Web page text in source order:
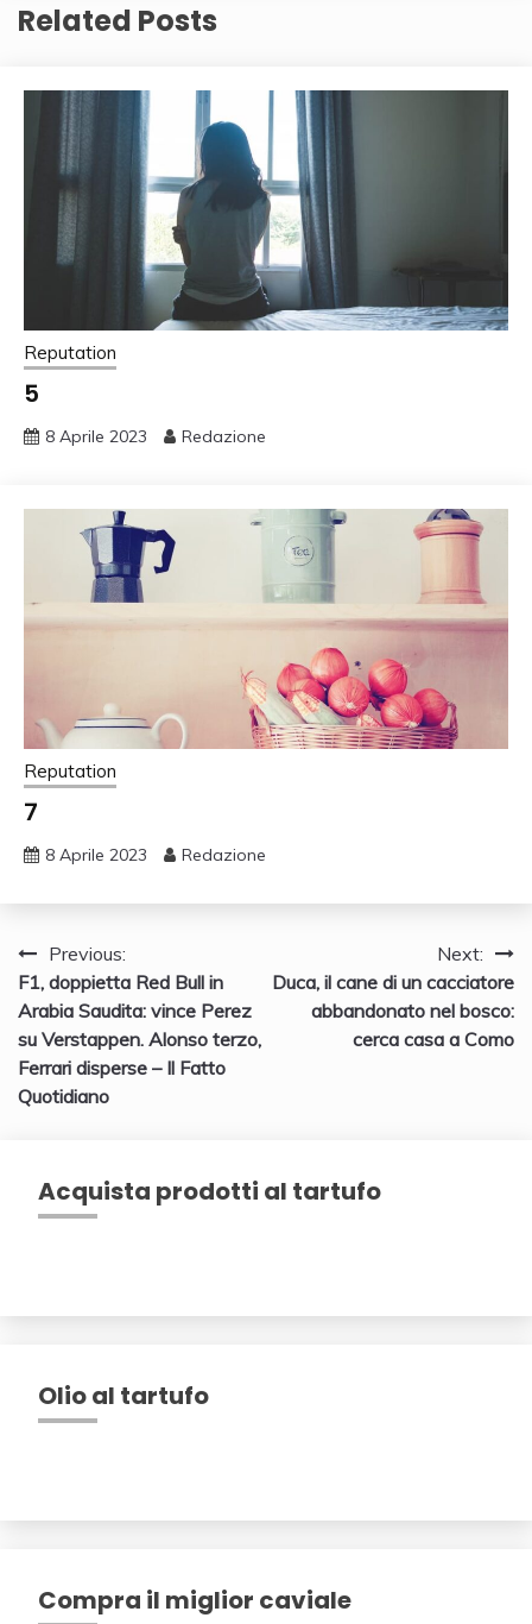
Related Posts
Reputation
5
8 Aprile 2023 Redazione
Reputation
7
8 Aprile 2023 Redazione
Navigazione
articoli
Previous:
F1, doppietta Red Bull in
Arabia Saudita: vince Perez
su Verstappen. Alonso terzo,
Ferrari disperse – Il Fatto
Quotidiano
Next:
Duca, il cane di un cacciatore
abbandonato nel bosco:
cerca casa a Como
Acquista prodotti al tartufo
Olio al tartufo
Compra il miglior caviale